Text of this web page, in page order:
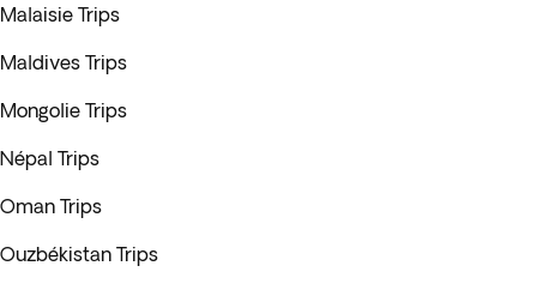
Malaisie Trips
Maldives Trips
Mongolie Trips
Népal Trips
Oman Trips
Ouzbékistan Trips